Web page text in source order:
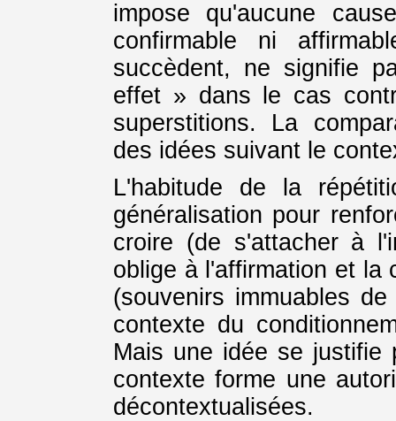
impose qu'aucune
confirmable ni
succèdent, ne signifie
effet » dans le cas
superstitions. La
des idées suivant le
L'habitude de la
généralisation pour
croire (de s'attacher à
oblige à l'affirmation et la
(souvenirs immuables
contexte du
Mais une idée se justifie
contexte forme une
décontextualisées.